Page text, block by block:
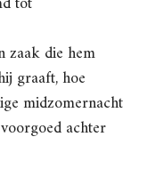
zaak die hem
graaft, hoe
midzomernacht
achter